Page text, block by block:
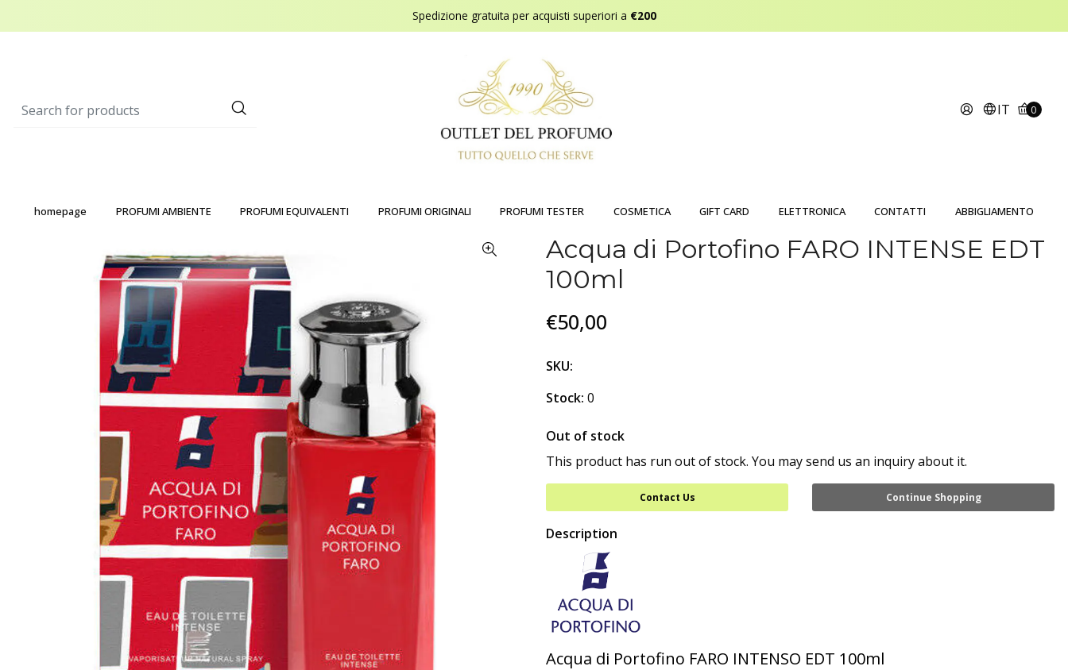
Spedizione gratuita per acquisti superiori a €200
IT 0
homepage PROFUMI AMBIENTE PROFUMI EQUIVALENTI PROFUMI ORIGINALI PROFUMI TESTER COSMETICA GIFT CARD ELETTRONICA CONTATTI ABBIGLIAMENTO
Acqua di Portofino FARO INTENSE EDT
100ml
€50,00
SKU:
Stock: 0
Out of stock
This product has run out of stock. You may send us an inquiry about it.
Contact Us Continue Shopping
Description
Acqua di Portofino FARO INTENSO EDT 100ml